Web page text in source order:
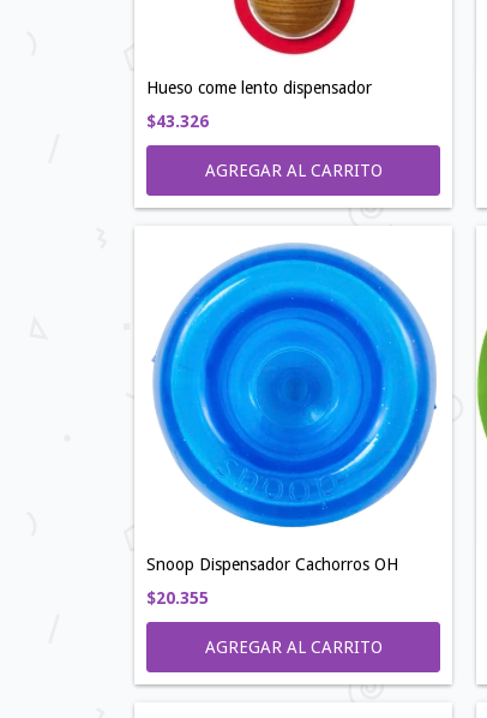
Hueso come lento dispensador
$43.326
Snoop Dispensador Cachorros OH
$20.355
AGREGAR AL CARRITO